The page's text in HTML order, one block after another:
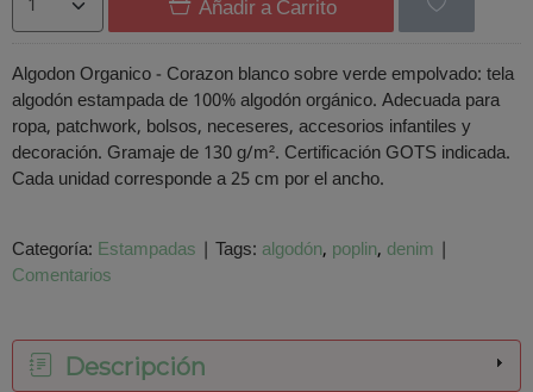
Añadir a Carrito
Algodon Organico - Corazon blanco sobre verde empolvado: tela
algodón estampada de 100% algodón orgánico. Adecuada para
ropa, patchwork, bolsos, neceseres, accesorios infantiles y
decoración. Gramaje de 130 g/m². Certificación GOTS indicada.
Cada unidad corresponde a 25 cm por el ancho.
Categoría: Estampadas | Tags: algodón poplin denim |
Comentarios
Descripción